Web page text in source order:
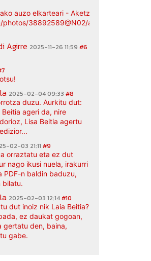
auzo elkarteari - Aketz etxea (argazki
photos/38892589@N02/albums/
Agirre 2025-11-26 11:59 #6
2025-02-04 09:33 #8
duzu. Aurkitu dut:
ageri da, nire
Lisa Beitia agertu
02-03 21:11 #9
orraztatu eta ez dut
nago ikusi nuela, irakurri
PDF-n baldin baduzu,
bilatu.
2025-02-03 12:14#10
dut inoiz nik Laia Beitia?
ez daukat gogoan,
gertatu den, baina,
gabe.